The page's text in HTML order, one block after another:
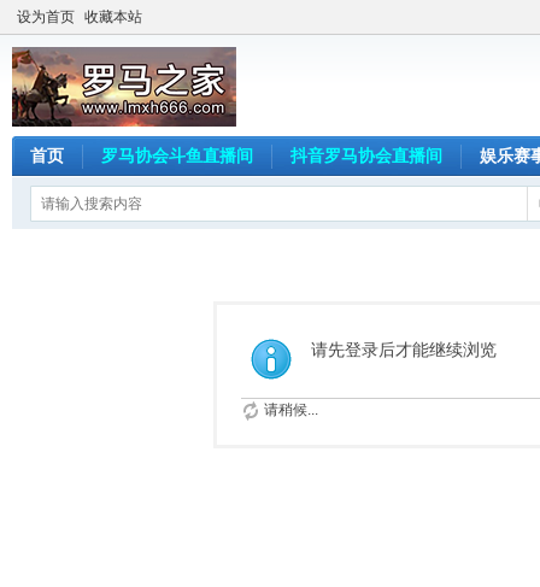
设为首页 收藏本站
首页 罗马协会斗鱼直播间 抖音罗马协会直播间 娱乐赛
请先登录后才能继续浏览
请稍候...